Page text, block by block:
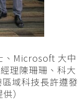
、Microsoft 大中
理陳珊珊、科大
域科技長許遵發
）